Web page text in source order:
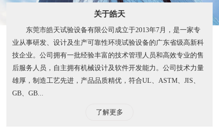
关于皓天
东莞市皓天试验设备有限公司成立于2013年7月，是一家专
业从事研发、设计及生产可靠性环境试验设备的广东省级高新科
技企业。公司拥有一批经验丰富的技术管理人员和高效专业的售
后服务人员，自主拥有机械设计及软件开发能力。公司技术力量
雄厚，制造工艺先进，产品品质精优，符合UL、ASTM、JIS、
GB、GB...
了解更多